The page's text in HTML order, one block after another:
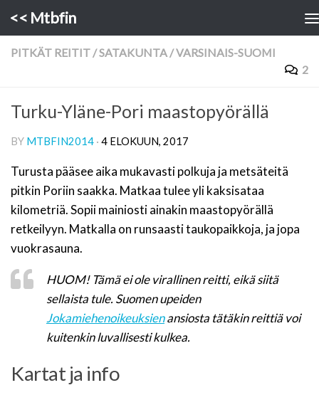
Skip to content
<< Mtbfin
PITKÄT REITIT /SATAKUNTA /VARSINAIS-SUOMI
2
Turku-Yläne-Pori maastopyörällä
BY MTBFIN2014 · 4 ELOKUUN, 2017
Turusta pääsee aika mukavasti polkuja ja metsäteitä
pitkin Poriin saakka. Matkaa tulee yli kaksisataa
kilometriä. Sopii mainiosti ainakin maastopyörällä
retkeilyyn. Matkalla on runsaasti taukopaikkoja, ja jopa
vuokrasauna.
HUOM! Tämä ei ole virallinen reitti, eikä siitä
sellaista tule. Suomen upeiden
Jokamiehenoikeuksienansiosta tätäkin reittiä voi
kuitenkin luvallisesti kulkea.
Kartat ja info